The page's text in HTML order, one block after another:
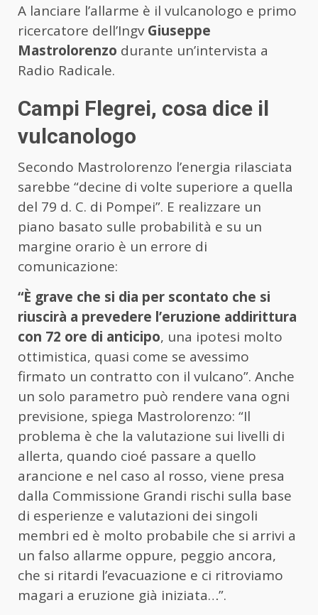
A lanciare l’allarme è il vulcanologo e primo
ricercatore dell’IngvGiuseppe
Mastrolorenzo durante un’intervista a
Radio Radicale.
Campi Flegrei, cosa dice il
vulcanologo
Secondo Mastrolorenzo l’energia rilasciata
sarebbe “decine di volte superiore a quella
del 79 d. C. di Pompei”. E realizzare un
piano basato sulle probabilità e su un
margine orario è un errore di
comunicazione:
“È grave che si dia per scontato che si
riuscirà a prevedere l’eruzione addirittura
con 72 ore di anticipo, una ipotesi molto
ottimistica, quasi come se avessimo
firmato un contratto con il vulcano”. Anche
un solo parametro può rendere vana ogni
previsione, spiega Mastrolorenzo: “Il
problema è che la valutazione sui livelli di
allerta, quando cioé passare a quello
arancione e nel caso al rosso, viene presa
dalla Commissione Grandi rischi sulla base
di esperienze e valutazioni dei singoli
membri ed è molto probabile che si arrivi a
un falso allarme oppure, peggio ancora,
che si ritardi l’evacuazione e ci ritroviamo
magari a eruzione già iniziata…”.